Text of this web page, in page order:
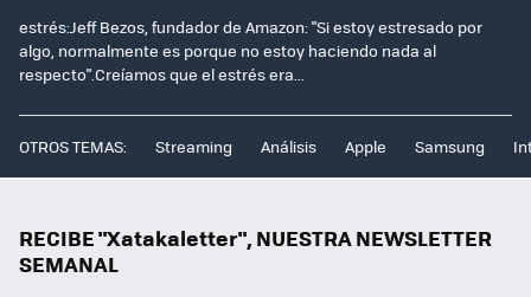
estrés:Jeff Bezos, fundador de Amazon: "Si estoy estresado por
algo, normalmente es porque no estoy haciendo nada al
respecto".Creíamos que el estrés era...
OTROS TEMAS: Streaming Análisis Apple Samsung
RECIBE "Xatakaletter", NUESTRA NEWSLETTER
SEMANAL